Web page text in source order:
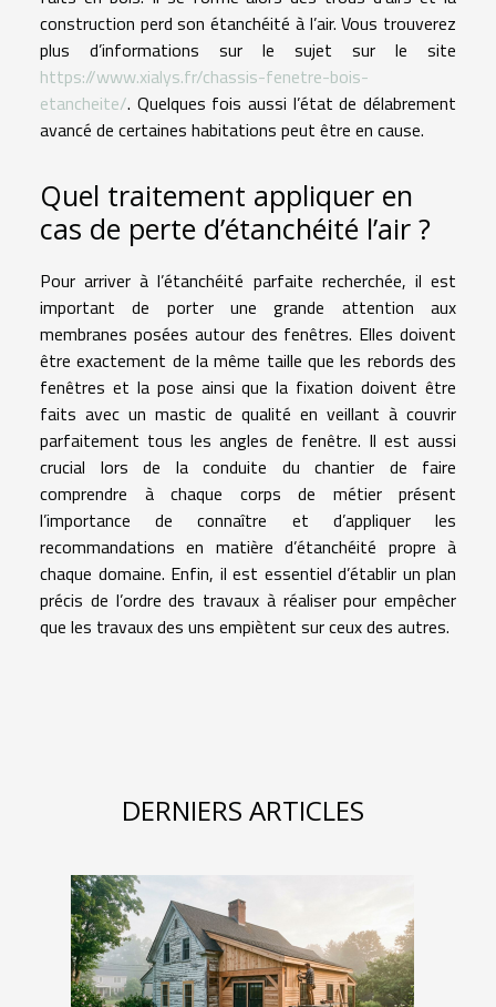
construction perd son étanchéité à l’air. Vous trouverez
plus d’informations sur le sujet sur le site
https://www.xialys.fr/chassis-fenetre-bois-
etancheite/. Quelques fois aussi l’état de délabrement
avancé de certaines habitations peut être en cause.
Quel traitement appliquer en
cas de perte d’étanchéité l’air ?
Pour arriver à l’étanchéité parfaite recherchée, il est
important de porter une grande attention aux
membranes posées autour des fenêtres. Elles doivent
être exactement de la même taille que les rebords des
fenêtres et la pose ainsi que la fixation doivent être
faits avec un mastic de qualité en veillant à couvrir
parfaitement tous les angles de fenêtre. Il est aussi
crucial lors de la conduite du chantier de faire
comprendre à chaque corps de métier présent
l’importance de connaître et d’appliquer les
recommandations en matière d’étanchéité propre à
chaque domaine. Enfin, il est essentiel d’établir un plan
précis de l’ordre des travaux à réaliser pour empêcher
que les travaux des uns empiètent sur ceux des autres.
DERNIERS ARTICLES